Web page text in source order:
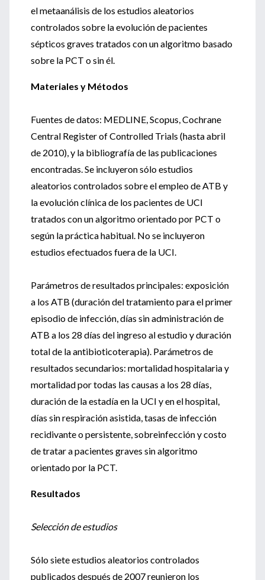
el metaanálisis de los estudios aleatorios
controlados sobre la evolución de pacientes
sépticos graves tratados con un algoritmo basado
sobre la PCT o sin él.
Materiales y Métodos
Fuentes de datos: MEDLINE, Scopus, Cochrane
Central Register of Controlled Trials (hasta abril
de 2010), y la bibliografía de las publicaciones
encontradas. Se incluyeron sólo estudios
aleatorios controlados sobre el empleo de ATB y
la evolución clínica de los pacientes de UCI
tratados con un algoritmo orientado por PCT o
según la práctica habitual. No se incluyeron
estudios efectuados fuera de la UCI.
Parámetros de resultados principales: exposición
a los ATB (duración del tratamiento para el primer
episodio de infección, días sin administración de
ATB a los 28 días del ingreso al estudio y duración
total de la antibioticoterapia). Parámetros de
resultados secundarios: mortalidad hospitalaria y
mortalidad por todas las causas a los 28 días,
duración de la estadía en la UCI y en el hospital,
días sin respiración asistida, tasas de infección
recidivante o persistente, sobreinfección y costo
de tratar a pacientes graves sin algoritmo
orientado por la PCT.
Resultados
Selección de estudios
Sólo siete estudios aleatorios controlados
publicados después de 2007 reunieron los